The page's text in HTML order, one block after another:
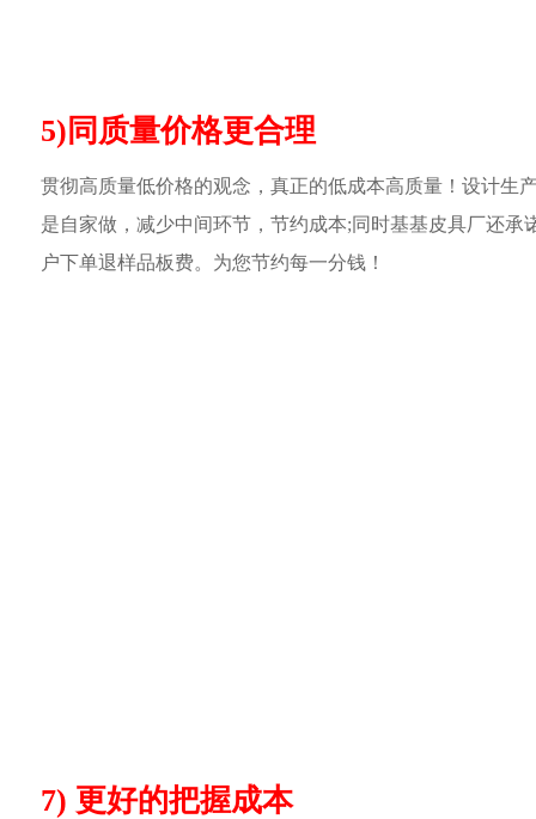
5)同质量价格更合理
贯彻高质量低价格的观念，真正的低成本高质量！设计生
是自家做，减少中间环节，节约成本;同时基基皮具厂还承
户下单退样品板费。为您节约每一分钱！
7) 更好的把握成本